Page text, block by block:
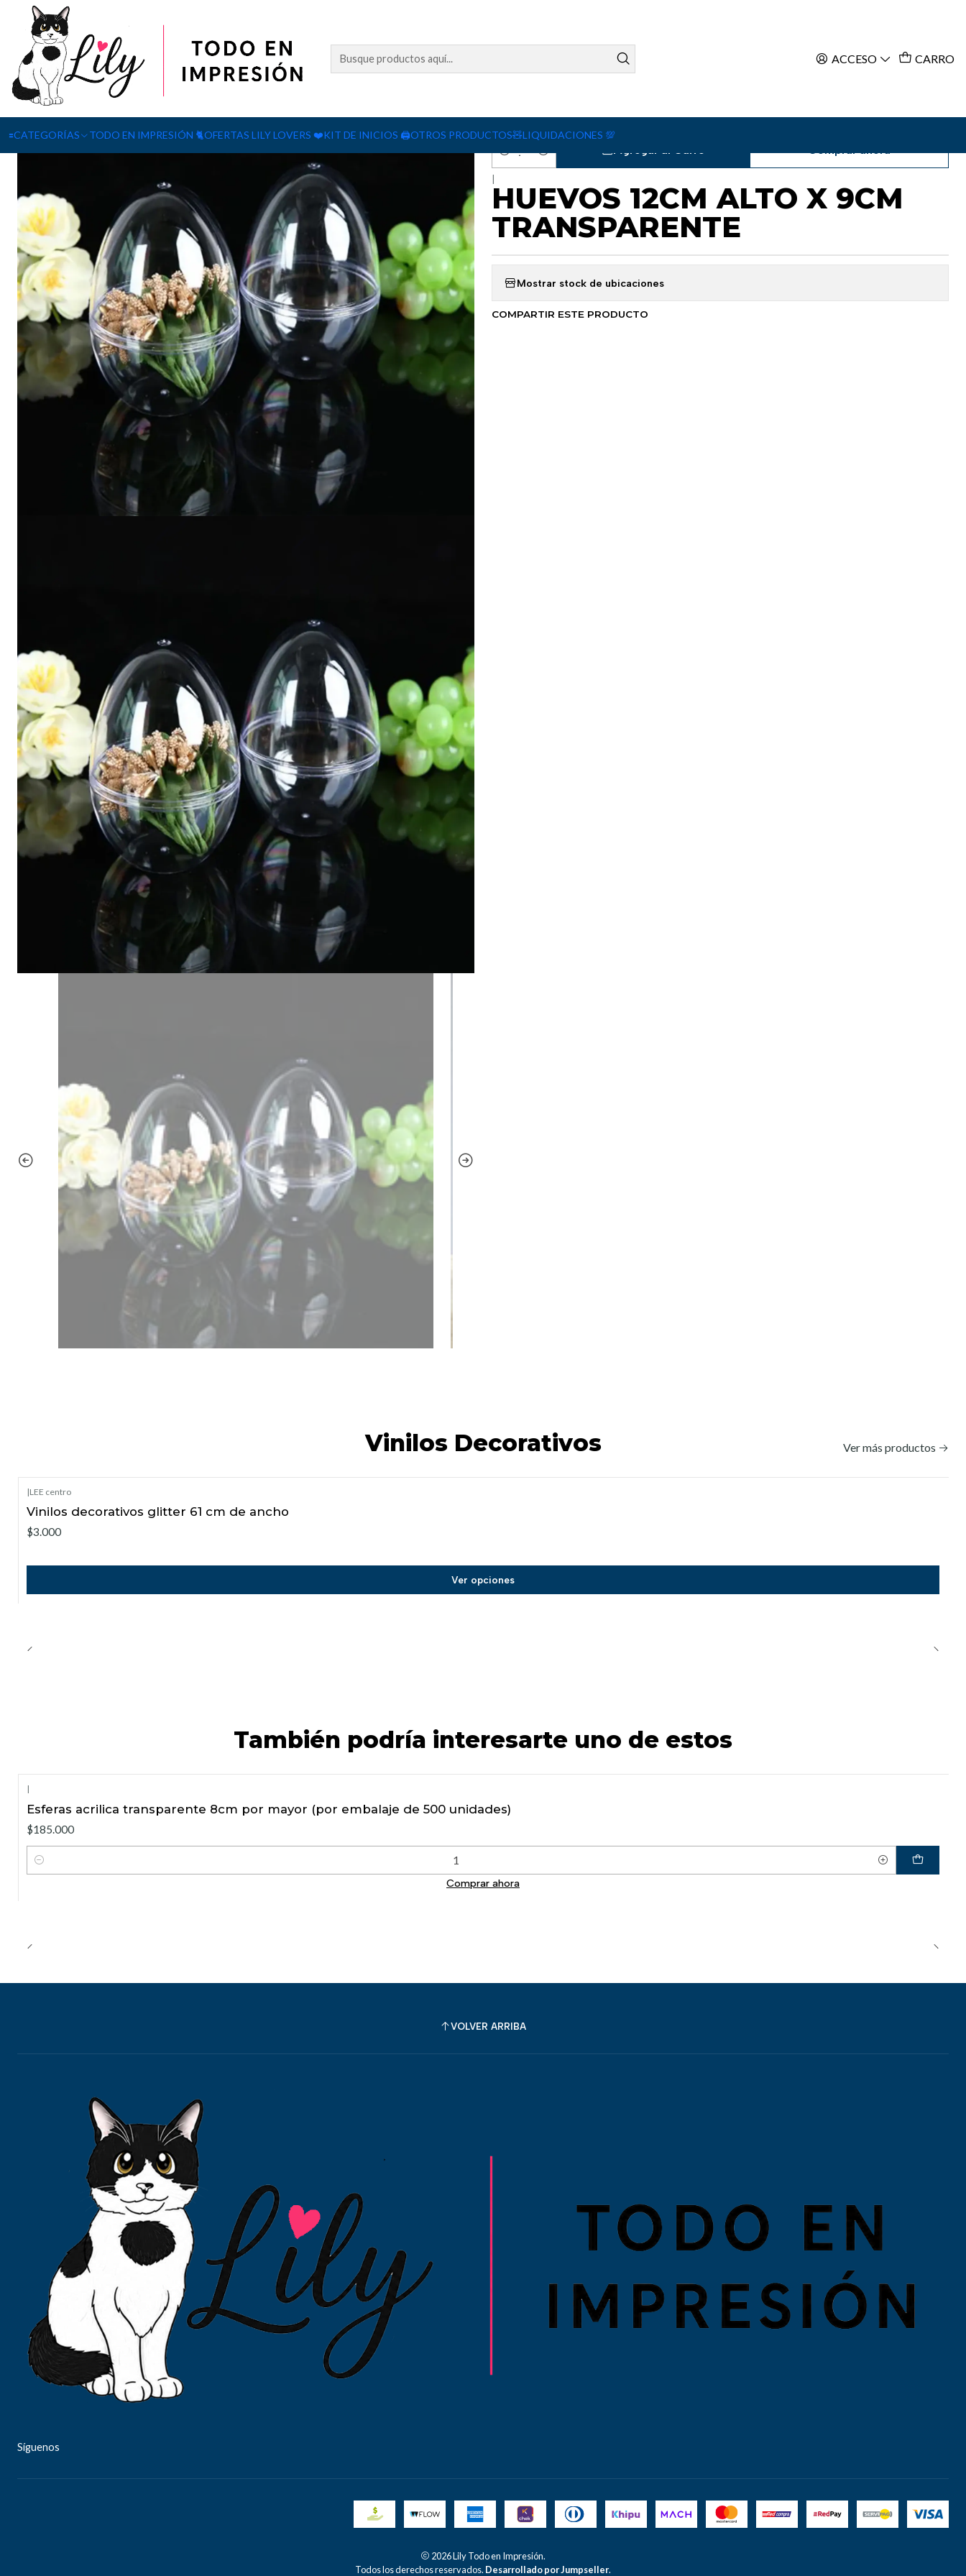
ACCESO CARRO
🟰CATEGORÍAS TODO EN IMPRESIÓN 🐈OFERTAS LILY LOVERS ❤️KIT DE INICIOS 🖨️OTROS PRODUCTOS🧸LIQUIDACIONES 💯
Inicio VINILOS
Cantidad
Agregar al Carro Comprar ahora
HUEVOS 12CM ALTO X 9CM
TRANSPARENTE
Mostrar stock de ubicaciones
COMPARTIR ESTE PRODUCTO
Vinilos Decorativos Ver más productos
|LEE centro
Vinilos decorativos glitter 61 cm de ancho
$3.000
Ver opciones
También podría interesarte uno de estos
|
Esferas acrilica transparente 8cm por mayor (por embalaje de 500 unidades)
$185.000
Cantidad
Comprar ahora
VOLVER ARRIBA
Síguenos
2026 Lily Todo en Impresión.
Todos los derechos reservados. Desarrollado por Jumpseller.